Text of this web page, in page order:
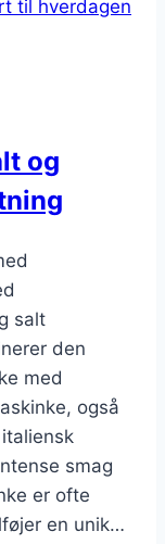
og
salt
den
med
også
smag
er ofte
en unik…